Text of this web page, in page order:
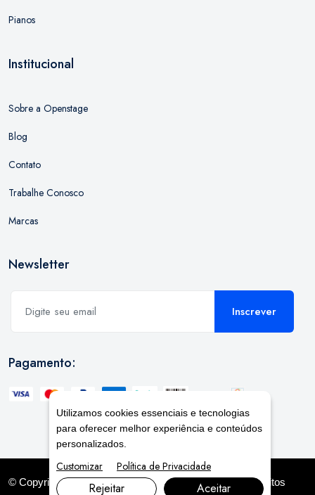
Pianos
Institucional
Sobre a Openstage
Blog
Contato
Trabalhe Conosco
Marcas
Newsletter
Inscrever
Pagamento:
© Copyright 2026. DIVIAMarketing Digital. Todos os Direitos
Utilizamos cookies essenciais e tecnologias
para oferecer melhor experiência e conteúdos
personalizados.
Customizar Política de Privacidade
Rejeitar Aceitar